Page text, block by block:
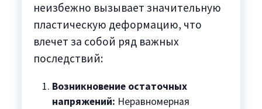
неизбежно вызывает значительную
пластическую деформацию, что
влечет за собой ряд важных
последствий:
Возникновение остаточных
напряжений: Неравномерная